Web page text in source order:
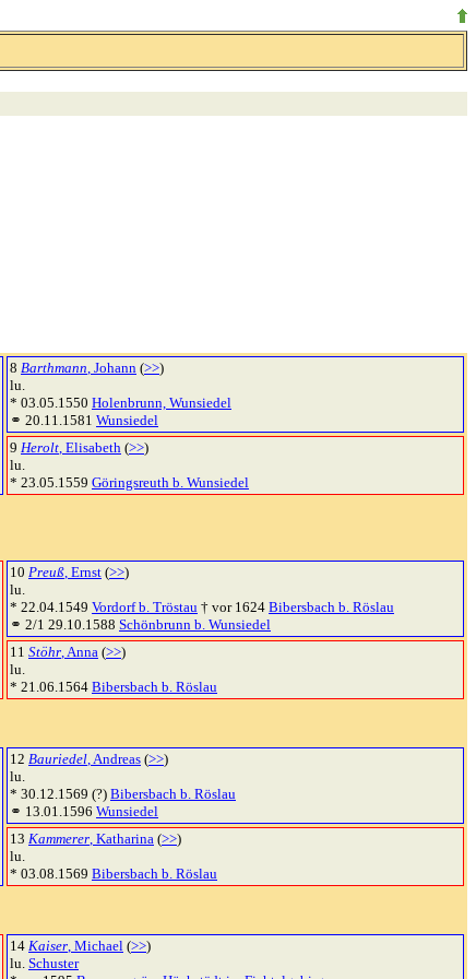
8 Barthmann, Johann (>>)
lu.
* 03.05.1550 Holenbrunn, Wunsiedel
⚭ 20.11.1581 Wunsiedel
9 Herolt, Elisabeth (>>)
lu.
* 23.05.1559 Göringsreuth b. Wunsiedel
10 Preuß, Ernst (>>)
lu.
* 22.04.1549 Vordorf b. Tröstau † vor 1624 Bibersbach b. Röslau
⚭ 2/1 29.10.1588 Schönbrunn b. Wunsiedel
11 Stöhr, Anna (>>)
lu.
* 21.06.1564 Bibersbach b. Röslau
12 Bauriedel, Andreas (>>)
lu.
* 30.12.1569 (?) Bibersbach b. Röslau
⚭ 13.01.1596 Wunsiedel
13 Kammerer, Katharina (>>)
lu.
* 03.08.1569 Bibersbach b. Röslau
14 Kaiser, Michael (>>)
lu. Schuster